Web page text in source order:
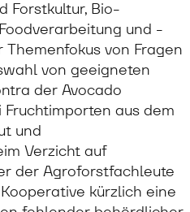
Forstkultur, Bio-
und -
von Fragen
von geeigneten
der Avocado
aus dem
und
Verzicht auf
der Agroforstfachleute
kürzlich eine